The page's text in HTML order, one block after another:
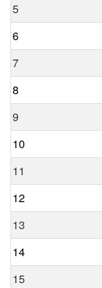
5
6
7
8
9
10
11
12
13
14
15